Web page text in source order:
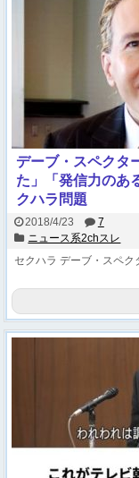
デーブ・スペクタ
た」「発信力のあ
クハラ問題
2018/4/23
7
ニュース系2chスレ
セクハラ デーブ・スペク